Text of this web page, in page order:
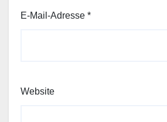
E-Mail-Adresse *
Website